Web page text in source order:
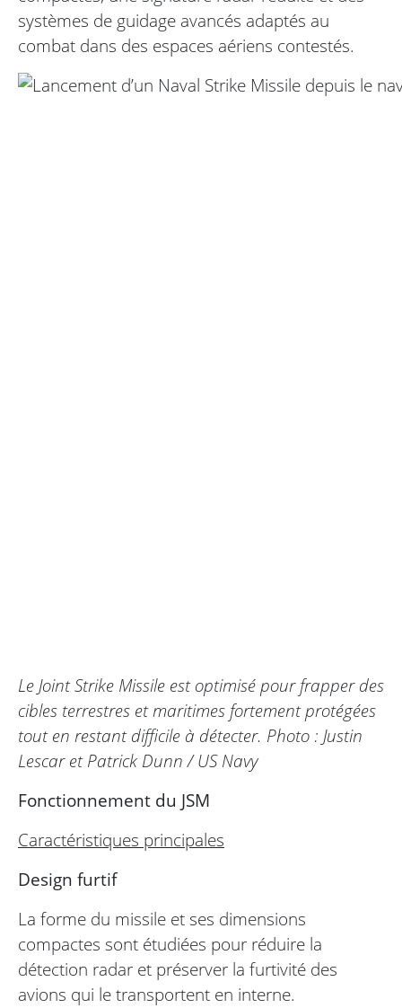
systèmes de guidage avancés adaptés au
combat dans des espaces aériens contestés.
Le Joint Strike Missile est optimisé pour frapper des
cibles terrestres et maritimes fortement protégées
tout en restant difficile à détecter. Photo : Justin
Lescar et Patrick Dunn / US Navy
Fonctionnement du JSM
Caractéristiques principales
Design furtif
La forme du missile et ses dimensions
compactes sont étudiées pour réduire la
détection radar et préserver la furtivité des
avions qui le transportent en interne.